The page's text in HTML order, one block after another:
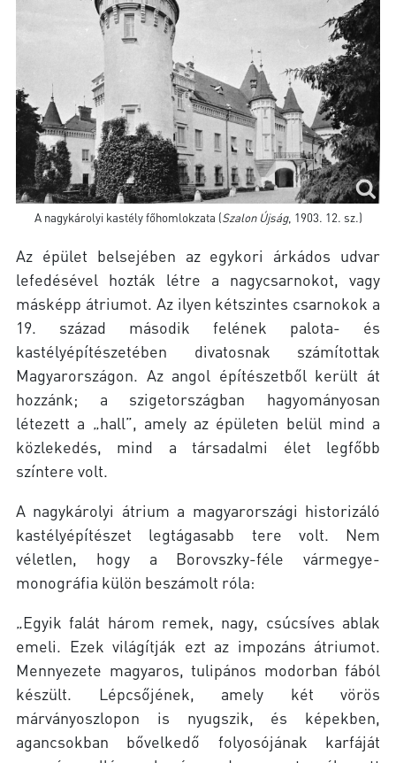
A nagykárolyi kastély főhomlokzata (Szalon Újság, 1903. 12. sz.)
Az épület belsejében az egykori árkádos udvar
lefedésével hozták létre a nagycsarnokot, vagy
másképp átriumot. Az ilyen kétszintes csarnokok a
19. század második felének palota- és
kastélyépítészetében divatosnak számítottak
Magyarországon. Az angol építészetből került át
hozzánk; a szigetországban hagyományosan
létezett a „hall”, amely az épületen belül mind a
közlekedés, mind a társadalmi élet legfőbb
színtere volt.
A nagykárolyi átrium a magyarországi historizáló
kastélyépítészet legtágasabb tere volt. Nem
véletlen, hogy a Borovszky-féle vármegye-
monográfia külön beszámolt róla:
„Egyik falát három remek, nagy, csúcsíves ablak
emeli. Ezek világítják ezt az impozáns átriumot.
Mennyezete magyaros, tulipános modorban fából
készült. Lépcsőjének, amely két vörös
márványoszlopon is nyugszik, és képekben,
agancsokban bővelkedő folyosójának karfáját